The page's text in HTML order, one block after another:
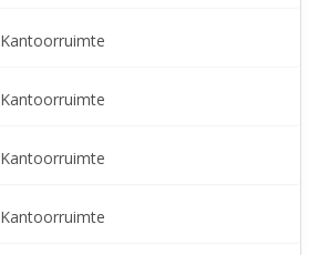
Kantoorruimte
Kantoorruimte
Kantoorruimte
Kantoorruimte